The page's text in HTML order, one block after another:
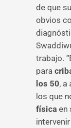
de que
obvios
trabajo.
para
los 50, a
los que
física en